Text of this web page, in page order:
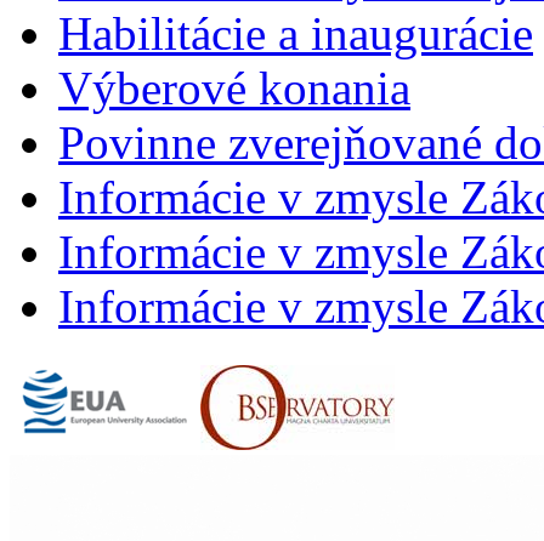
Habilitácie a inaugurácie
Výberové konania
Povinne zverejňované
Informácie v zmysle
Informácie v zmysle
Informácie v zmysle